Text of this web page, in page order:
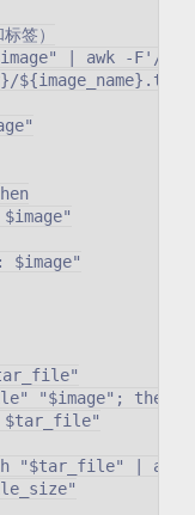
签）
| awk -F'/'
${image_name}.tar"
$image"
$image"
"$image"; then
$tar_file"
"$tar_file" | awk